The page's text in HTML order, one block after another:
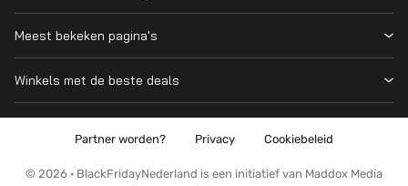
Wanneer is Black Friday?
Cyber Monday 2026
Over ons
Kennis en advies
Meest bekeken pagina's
Prijsvergelijker
PS5
Winkels met de beste deals
© 2026 · BlackFridayNederland is een initiatief van Maddox Media
Partner worden? Privacy Cookiebeleid